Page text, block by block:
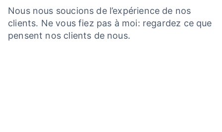
Nous nous soucions de l’expérience de nos
clients. Ne vous fiez pas à moi: regardez ce que
pensent nos clients de nous.